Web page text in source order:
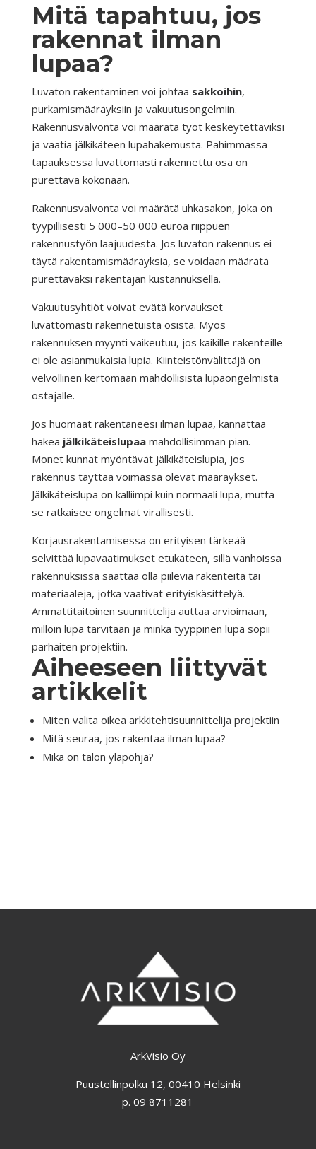
Mitä tapahtuu, jos
rakennat ilman
lupaa?
Luvaton rakentaminen voi johtaa sakkoihin,
purkamismääräyksiin ja vakuutusongelmiin.
Rakennusvalvonta voi määrätä työt keskeytettäviksi
ja vaatia jälkikäteen lupahakemusta. Pahimmassa
tapauksessa luvattomasti rakennettu osa on
purettava kokonaan.
Rakennusvalvonta voi määrätä uhkasakon, joka on
tyypillisesti 5 000–50 000 euroa riippuen
rakennustyön laajuudesta. Jos luvaton rakennus ei
täytä rakentamismääräyksiä, se voidaan määrätä
purettavaksi rakentajan kustannuksella.
Vakuutusyhtiöt voivat evätä korvaukset
luvattomasti rakennetuista osista. Myös
rakennuksen myynti vaikeutuu, jos kaikille rakenteille
ei ole asianmukaisia lupia. Kiinteistönvälittäjä on
velvollinen kertomaan mahdollisista lupaongelmista
ostajalle.
Jos huomaat rakentaneesi ilman lupaa, kannattaa
hakea jälkikäteislupaamahdollisimman pian.
Monet kunnat myöntävät jälkikäteislupia, jos
rakennus täyttää voimassa olevat määräykset.
Jälkikäteislupa on kalliimpi kuin normaali lupa, mutta
se ratkaisee ongelmat virallisesti.
Korjausrakentamisessa on erityisen tärkeää
selvittää lupavaatimukset etukäteen, sillä vanhoissa
rakennuksissa saattaa olla piileviä rakenteita tai
materiaaleja, jotka vaativat erityiskäsittelyä.
Ammattitaitoinen suunnittelija auttaa arvioimaan,
milloin lupa tarvitaan ja minkä tyyppinen lupa sopii
parhaiten projektiin.
Aiheeseen liittyvät
artikkelit
Miten valita oikea arkkitehtisuunnittelija projektiin
Mitä seuraa, jos rakentaa ilman lupaa?
Mikä on talon yläpohja?
ArkVisio Oy
Puustellinpolku 12, 00410 Helsinki
p. 09 8711281